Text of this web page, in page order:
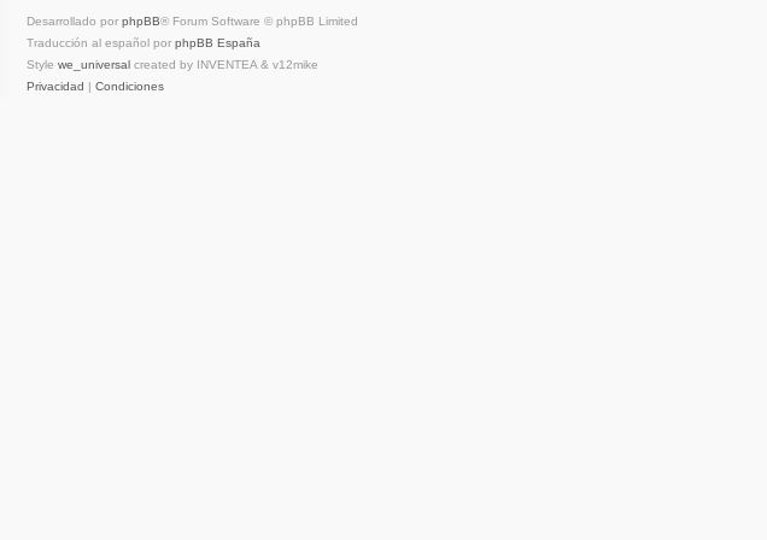
Desarrollado por phpBB® Forum Software © phpBB Limited
Traducción al español por phpBB España
Style we_universal created by INVENTEA & v12mike
Privacidad | Condiciones